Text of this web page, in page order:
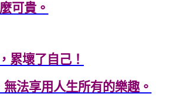
可貴。
累壞了自己！
法享用人生所有的樂趣。